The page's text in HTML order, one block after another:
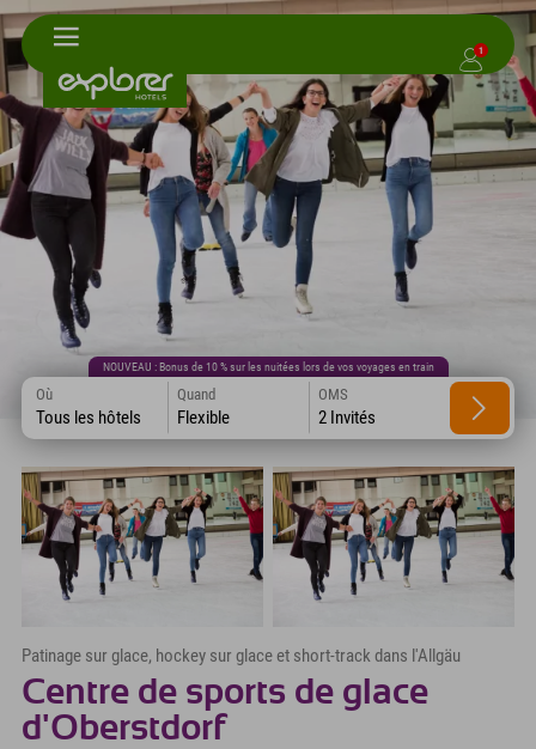
1
NOUVEAU : Bonus de 10 % sur les nuitées lors de vos voyages en train
Où
Tous les hôtels
Quand
Flexible
OMS
2 Invités
Patinage sur glace, hockey sur glace et short-track dans l'Allgäu
Centre de sports de glace
d'Oberstdorf